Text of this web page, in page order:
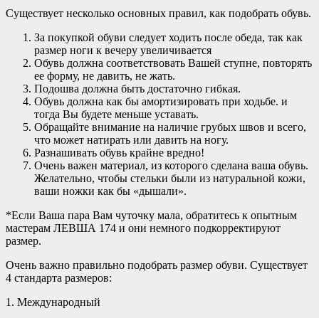
Существует несколько основных правил, как подобрать обувь.
За покупкой обуви следует ходить после обеда, так как
размер ноги к вечеру увеличивается
Обувь должна соответствовать Вашей ступне, повторять
ее форму, не давить, не жать.
Подошва должна быть достаточно гибкая.
Обувь должна как бы амортизировать при ходьбе. и
тогда Вы будете меньше уставать.
Обращайте внимание на наличие грубых швов и всего,
что может натирать или давить на ногу.
Разнашивать обувь крайне вредно!
Очень важен материал, из которого сделана ваша обувь.
Желательно, чтобы стельки были из натуральной кожи,
ваши ножки как бы «дышали».
*Если Ваша пара Вам чуточку мала, обратитесь к опытным
мастерам ЛЕВША 174 и они немного подкорректируют
размер.
Очень важно правильно подобрать размер обуви. Существует
4 стандарта размеров:
1. Международный